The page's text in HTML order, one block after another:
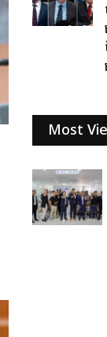
Most